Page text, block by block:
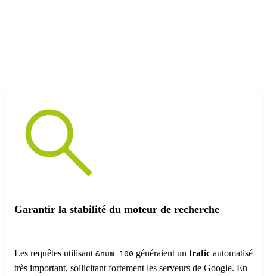
Garantir la stabilité du moteur de recherche
Les requêtes utilisant &num=100 généraient un trafic automatisé
très important, sollicitant fortement les serveurs de Google. En